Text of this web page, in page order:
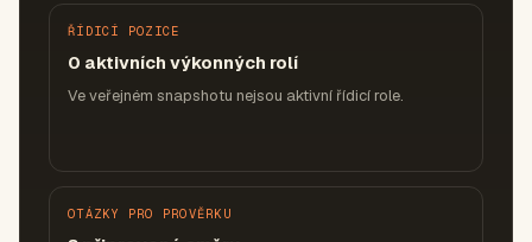
ŘÍDICÍ POZICE
0 aktivních výkonných rolí
Ve veřejném snapshotu nejsou aktivní řídicí role.
OTÁZKY PRO PROVĚRKU